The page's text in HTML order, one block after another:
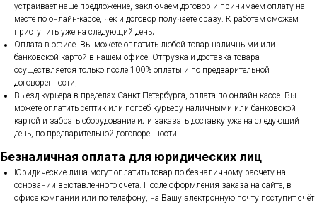
устраивает наше предложение, заключаем договор и принимаем оплату на
месте по онлайн-кассе, чек и договор получаете сразу. К работам сможем
приступить уже на следующий день;
Оплата в офисе. Вы можете оплатить любой товар наличными или
банковской картой в нашем офисе. Отгрузка и доставка товара
осуществляется только после 100% оплаты и по предварительной
договоренности;
Выезд курьера в пределах Санкт-Петербурга, оплата по онлайн-кассе. Вы
можете оплатить септик или погреб курьеру наличными или банковской
картой и забрать оборудование или заказать доставку уже на следующий
день, по предварительной договоренности.
Безналичная оплата для юридических лиц
Юридические лица могут оплатить товар по безналичному расчету на
основании выставленного счёта. После оформления заказа на сайте, в
офисе компании или по телефону, на Вашу электронную почту поступит счёт